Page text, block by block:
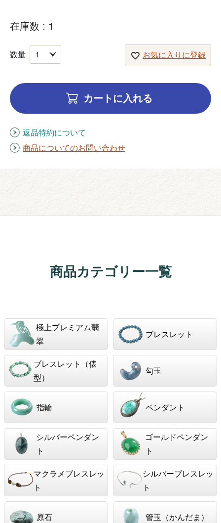
在庫数 1
お気に入りに登録
カートに入れる
返品特約について
商品についてのお問い合わせ
商品カテゴリー一覧
極上プレミアム翡
翠
ブレスレット
ブレスレット（俵
型）
勾玉
指輪 ペンダント
シルバーペンダン
ト
ゴールドペンダン
ト
マクラメブレスレッ
ト
シルバーブレスレッ
ト
原石 管玉（かんだま）